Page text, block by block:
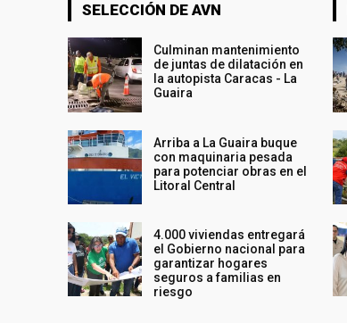
SELECCIÓN DE AVN
Culminan mantenimiento
de juntas de dilatación en
la autopista Caracas - La
Guaira
Arriba a La Guaira buque
con maquinaria pesada
para potenciar obras en el
Litoral Central
4.000 viviendas entregará
el Gobierno nacional para
garantizar hogares
seguros a familias en
riesgo